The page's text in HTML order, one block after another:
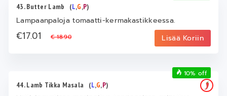
43. Butter Lamb (L,G,P)
Lampaanpaloja tomaatti-kermakastikkeessa.
€17.01€ 18.90 Lisää Koriin
44. Lamb Tikka Masala (L,G,P)
10% off